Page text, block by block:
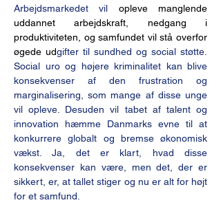
Arbejdsmarkedet vil opleve manglende
uddannet arbejdskraft, nedgang i
produktiviteten, og samfundet vil stå overfor
øgede udgifter til sundhed og social støtte.
Social uro og højere kriminalitet kan blive
konsekvenser af den frustration og
marginalisering, som mange af disse unge
vil opleve. Desuden vil tabet af talent og
innovation hæmme Danmarks evne til at
konkurrere globalt og bremse økonomisk
vækst. Ja, det er klart, hvad disse
konsekvenser kan være, men det, der er
sikkert, er, at tallet stiger og nu er alt for højt
for et samfund.